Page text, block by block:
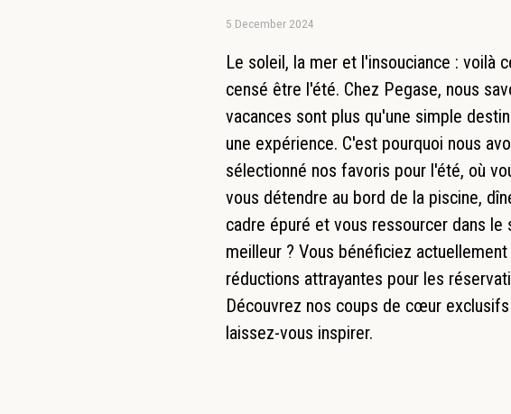
5 December 2024
Le soleil, la mer et l'insouciance : voilà
censé être l'été. Chez Pegase, nous
vacances sont plus qu'une simple
une expérience. C'est pourquoi nous
sélectionné nos favoris pour l'été, où
vous détendre au bord de la piscine,
cadre épuré et vous ressourcer dans le
meilleur ? Vous bénéficiez actuellement
réductions attrayantes pour les
Découvrez nos coups de cœur
laissez-vous inspirer.